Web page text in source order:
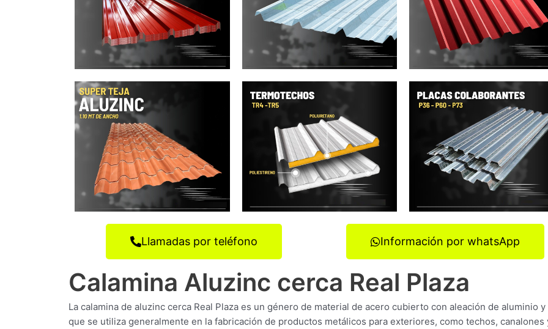
Llamadas por teléfono Información por whatsApp
Calamina Aluzinc cerca Real Plaza
La calamina de aluzinc cerca Real Plaza es un género de material de acero cubierto con aleación de aluminio
que se utiliza generalmente en la fabricación de productos metálicos para exteriores, como techos, canalones